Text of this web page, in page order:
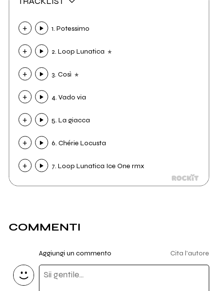
1. Potessimo
2. Loop Lunatica
3. Così
4. Vado via
5. La giacca
6. Chérie Locusta
7. Loop Lunatica Ice One rmx
COMMENTI
Aggiungi un commento Cita l'autore